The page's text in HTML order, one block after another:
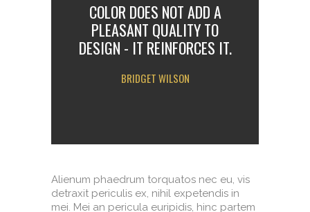
COLOR DOES NOT ADD A
PLEASANT QUALITY TO
DESIGN - IT REINFORCES IT.
BRIDGET WILSON
Alienum phaedrum torquatos nec eu, vis
detraxit periculis ex, nihil expetendis in
mei. Mei an pericula euripidis, hinc partem